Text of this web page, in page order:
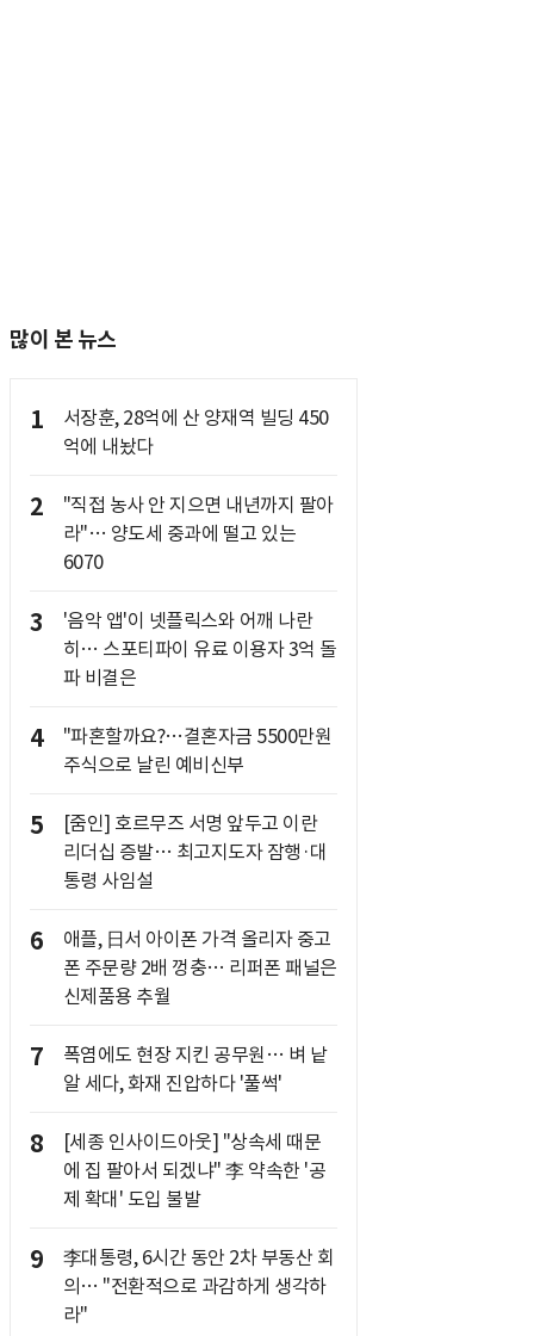
많이 본 뉴스
1
서장훈, 28억에 산 양재역 빌딩 450
억에 내놨다
2
"직접 농사 안 지으면 내년까지 팔아
라"… 양도세 중과에 떨고 있는
6070
3
'음악 앱'이 넷플릭스와 어깨 나란
히… 스포티파이 유료 이용자 3억 돌
파 비결은
4
"파혼할까요?…결혼자금 5500만원
주식으로 날린 예비신부
5
[줌인] 호르무즈 서명 앞두고 이란
리더십 증발… 최고지도자 잠행·대
통령 사임설
6
애플, 日서 아이폰 가격 올리자 중고
폰 주문량 2배 껑충… 리퍼폰 패널은
신제품용 추월
7
폭염에도 현장 지킨 공무원… 벼 낱
알 세다, 화재 진압하다 '풀썩'
8
[세종 인사이드아웃] "상속세 때문
에 집 팔아서 되겠냐" 李 약속한 '공
제 확대' 도입 불발
9
李대통령, 6시간 동안 2차 부동산 회
의… "전환적으로 과감하게 생각하
라"